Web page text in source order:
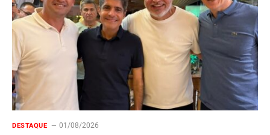
DESTAQUE 01/08/2026